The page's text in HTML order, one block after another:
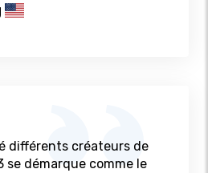
différents créateurs de
se démarque comme le